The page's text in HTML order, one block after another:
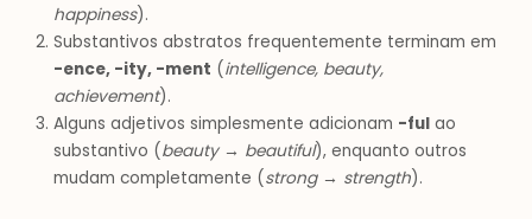
happiness).
Substantivos abstratos frequentemente terminam em
-ence, -ity, -ment (intelligence, beauty,
achievement).
Alguns adjetivos simplesmente adicionam -ful ao
substantivo (beauty → beautiful), enquanto outros
mudam completamente (strong → strength).